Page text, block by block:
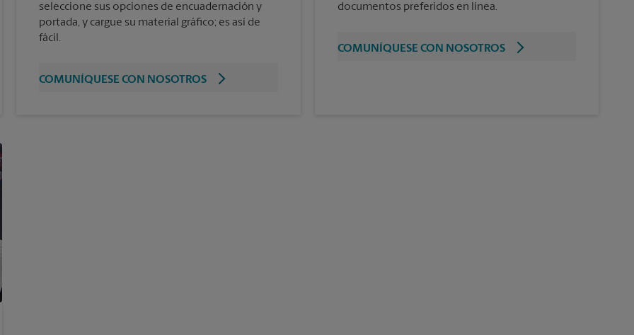
seleccione sus opciones de encuadernación y
portada, y cargue su material gráfico; es así de
fácil.
COMUNÍQUESE CON NOSOTROS
documentos preferidos en línea.
COMUNÍQUESE CON NOSOTROS